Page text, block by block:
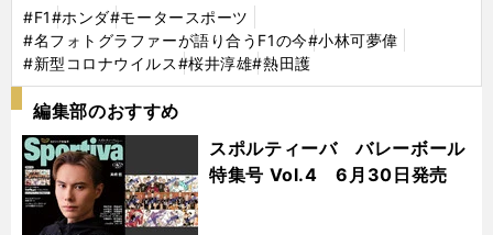
#F1#ホンダ#モータースポーツ
#名フォトグラファーが語り合うF1の今#小林可夢偉
#新型コロナウイルス#桜井淳雄#熱田護
編集部のおすすめ
スポルティーバ バレーボール
特集号 Vol.4 6月30日発売